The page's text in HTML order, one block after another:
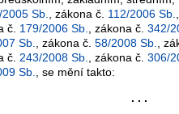
Sb. , zákona č. 112/2006 Sb.
č. 179/2006 Sb. , zákona č. 342/
Sb. , zákona č. 58/2008 Sb.
,
č. 243/2008 Sb. , zákona č. 306/
Sb.
, se mění takto:
. . .
náhrady